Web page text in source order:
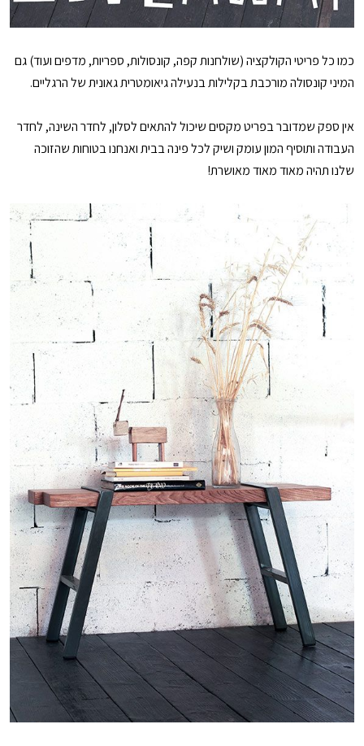
כמו כל פריטי הקולקציה (שולחנות קפה, קונסולות, ספריות, מדפים ועוד) גם
המיני קונסולה מורכבת בקלילות בנעילה גיאומטרית גאונית של הרגליים.
אין ספק שמדובר בפריט מקסים שיכול להתאים לסלון, לחדר השינה, לחדר
העבודה ותוסיף המון עומק ושיק לכל פינה בבית ואנחנו בטוחות שהזוכה
שלנו תהיה מאוד מאוד מאושרת!